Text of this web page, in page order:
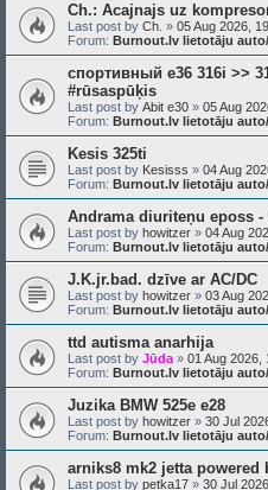
Ch.: Acajnajs uz
Last post by Ch. » 05 Aug 2026,
Forum: Burnout.lv lietotāju
спортивный e36 316i >>
#rūsaspūķis
Last post by Abit e30 » 05 Aug
Forum: Burnout.lv lietotāju
Kesis 325ti
Last post by Kesisss » 04 Aug
Forum: Burnout.lv lietotāju
Andrama diuriteņu eposs -
Last post by howitzer » 04 Aug
Forum: Burnout.lv lietotāju
J.K.jr.bad. dzīve ar AC/DC
Last post by howitzer » 03 Aug
Forum: Burnout.lv lietotāju
ttd autisma anarhija
Last post by Jūda » 01 Aug 2026,
Forum: Burnout.lv lietotāju
Juzika BMW 525e e28
Last post by howitzer » 30 Jul
Forum: Burnout.lv lietotāju
arniks8 mk2 jetta powered
Last post by petka17 » 30 Jul